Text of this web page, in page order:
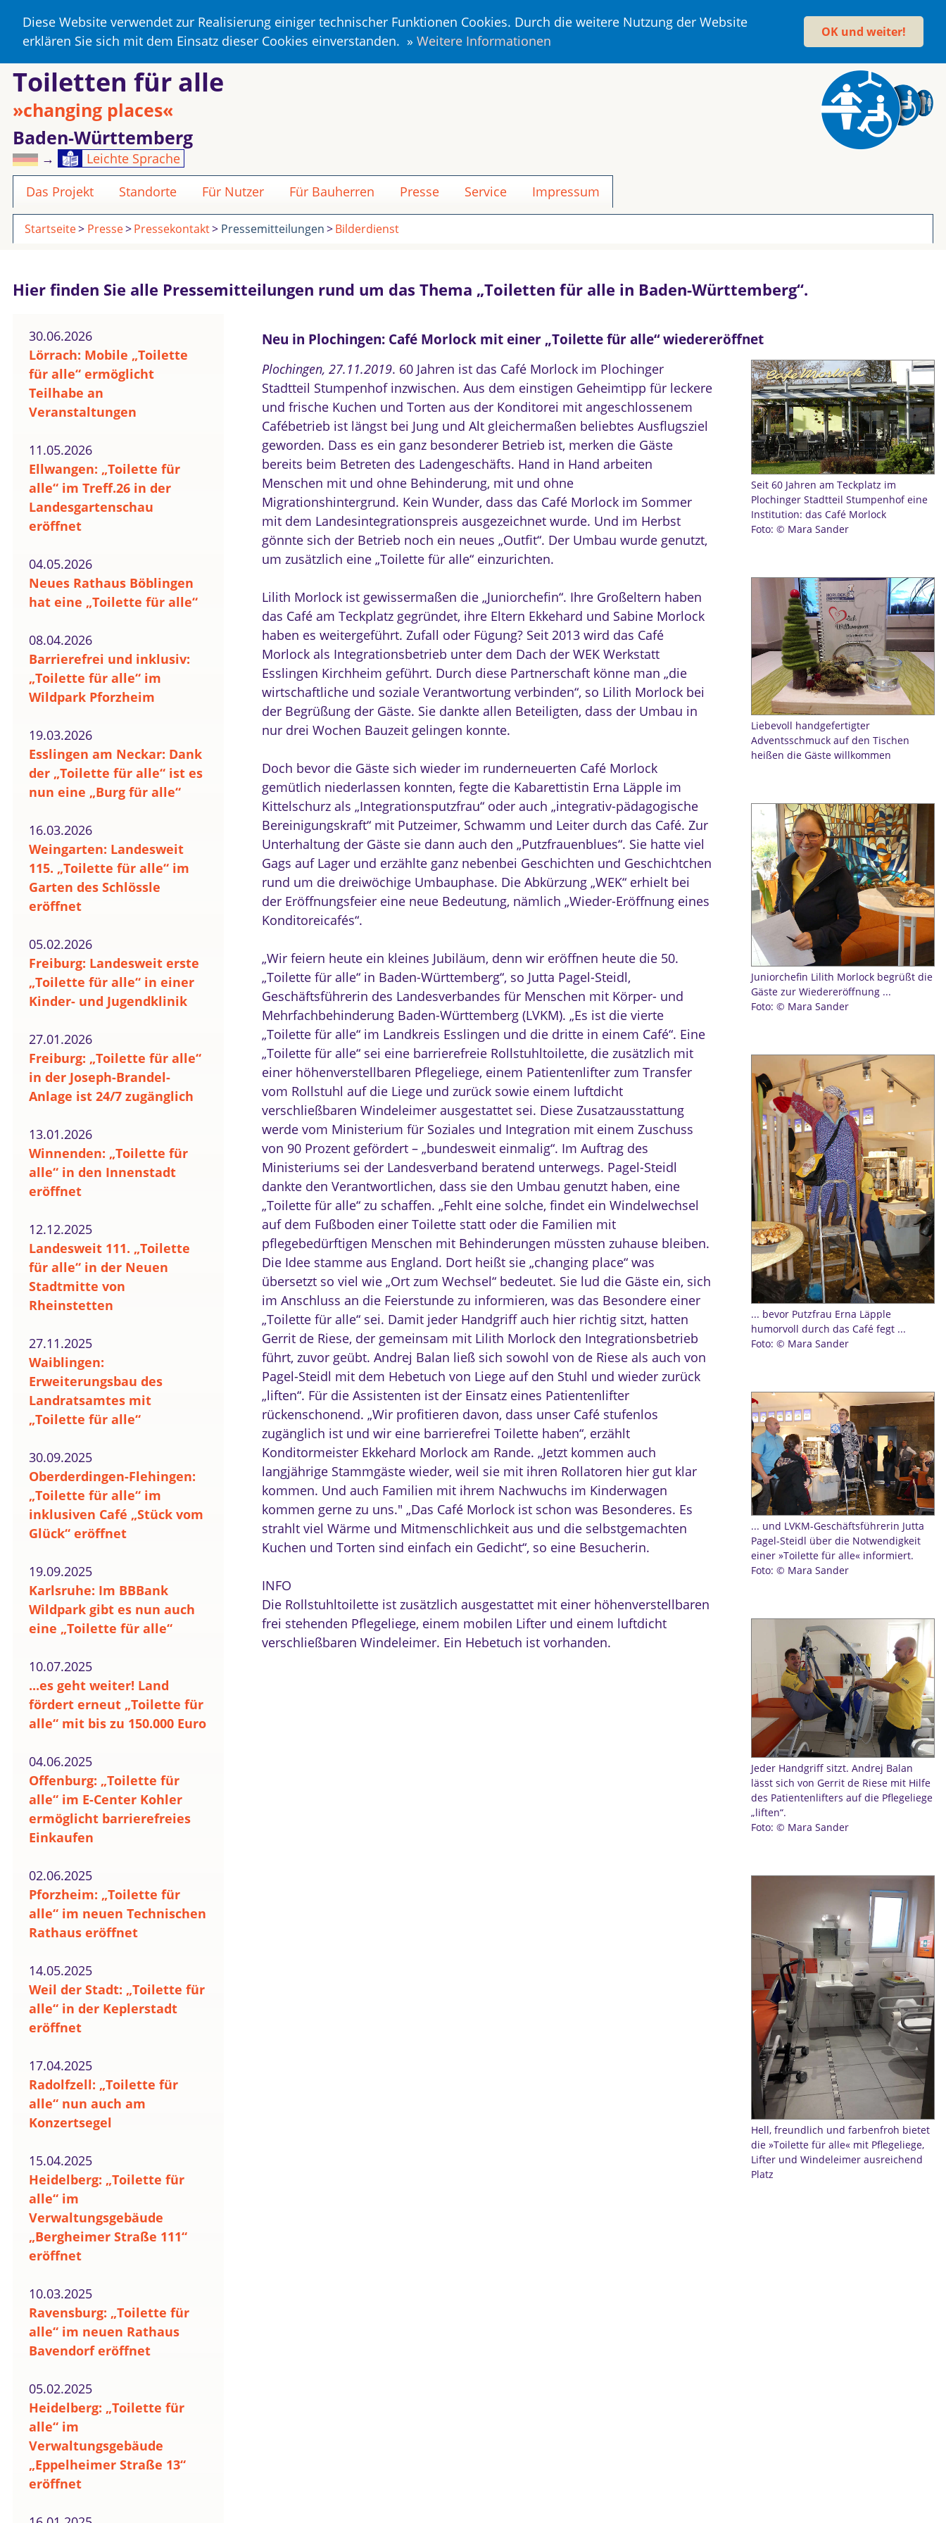
Diese Website verwendet zur Realisierung einiger technischer Funktionen Cookies. Durch die weitere Nutzung der Website
erklären Sie sich mit dem Einsatz dieser Cookies einverstanden. »Weitere Informationen
OK und weiter!
Toiletten für alle
»changing places«
Baden-Württemberg
→
Leichte Sprache
Das Projekt
Standorte Für Nutzer Für Bauherren Presse Service Impressum
Startseite Presse Pressekontakt Pressemitteilungen Bilderdienst
Hier finden Sie alle Pressemitteilungen rund um das Thema „Toiletten für alle in Baden-Württemberg“.
30.06.2026
Lörrach: Mobile „Toilette
für alle“ ermöglicht
Teilhabe an
Veranstaltungen
11.05.2026
Ellwangen: „Toilette für
alle“ im Treff.26 in der
Landesgartenschau
eröffnet
04.05.2026
Neues Rathaus Böblingen
hat eine „Toilette für alle“
08.04.2026
Barrierefrei und inklusiv:
„Toilette für alle“ im
Wildpark Pforzheim
19.03.2026
Esslingen am Neckar: Dank
der „Toilette für alle“ ist es
nun eine „Burg für alle“
16.03.2026
Weingarten: Landesweit
115. „Toilette für alle“ im
Garten des Schlössle
eröffnet
05.02.2026
Freiburg: Landesweit erste
„Toilette für alle“ in einer
Kinder- und Jugendklinik
27.01.2026
Freiburg: „Toilette für alle“
in der Joseph-Brandel-
Anlage ist 24/7 zugänglich
13.01.2026
Winnenden: „Toilette für
alle“ in den Innenstadt
eröffnet
12.12.2025
Landesweit 111. „Toilette
für alle“ in der Neuen
Stadtmitte von
Rheinstetten
27.11.2025
Waiblingen:
Erweiterungsbau des
Landratsamtes mit
„Toilette für alle“
30.09.2025
Oberderdingen-Flehingen:
„Toilette für alle“ im
inklusiven Café „Stück vom
Glück“ eröffnet
19.09.2025
Karlsruhe: Im BBBank
Wildpark gibt es nun auch
eine „Toilette für alle“
10.07.2025
...es geht weiter! Land
fördert erneut „Toilette für
alle“ mit bis zu 150.000 Euro
04.06.2025
Offenburg: „Toilette für
alle“ im E-Center Kohler
ermöglicht barrierefreies
Einkaufen
02.06.2025
Pforzheim: „Toilette für
alle“ im neuen Technischen
Rathaus eröffnet
14.05.2025
Weil der Stadt: „Toilette für
alle“ in der Keplerstadt
eröffnet
17.04.2025
Radolfzell: „Toilette für
alle“ nun auch am
Konzertsegel
15.04.2025
Heidelberg: „Toilette für
alle“ im
Verwaltungsgebäude
„Bergheimer Straße 111“
eröffnet
10.03.2025
Ravensburg: „Toilette für
alle“ im neuen Rathaus
Bavendorf eröffnet
05.02.2025
Heidelberg: „Toilette für
alle“ im
Verwaltungsgebäude
„Eppelheimer Straße 13“
eröffnet
Neu in Plochingen: Café Morlock mit einer „Toilette für alle“ wiedereröffnet
Plochingen, 27.11.2019. 60 Jahren ist das Café Morlock im Plochinger
Stadtteil Stumpenhof inzwischen. Aus dem einstigen Geheimtipp für leckere
und frische Kuchen und Torten aus der Konditorei mit angeschlossenem
Cafébetrieb ist längst bei Jung und Alt gleichermaßen beliebtes Ausflugsziel
geworden. Dass es ein ganz besonderer Betrieb ist, merken die Gäste
bereits beim Betreten des Ladengeschäfts. Hand in Hand arbeiten
Menschen mit und ohne Behinderung, mit und ohne
Migrationshintergrund. Kein Wunder, dass das Café Morlock im Sommer
mit dem Landesintegrationspreis ausgezeichnet wurde. Und im Herbst
gönnte sich der Betrieb noch ein neues „Outfit“. Der Umbau wurde genutzt,
um zusätzlich eine „Toilette für alle“ einzurichten.
Lilith Morlock ist gewissermaßen die „Juniorchefin“. Ihre Großeltern haben
das Café am Teckplatz gegründet, ihre Eltern Ekkehard und Sabine Morlock
haben es weitergeführt. Zufall oder Fügung? Seit 2013 wird das Café
Morlock als Integrationsbetrieb unter dem Dach der WEK Werkstatt
Esslingen Kirchheim geführt. Durch diese Partnerschaft könne man „die
wirtschaftliche und soziale Verantwortung verbinden“, so Lilith Morlock bei
der Begrüßung der Gäste. Sie dankte allen Beteiligten, dass der Umbau in
nur drei Wochen Bauzeit gelingen konnte.
Doch bevor die Gäste sich wieder im runderneuerten Café Morlock
gemütlich niederlassen konnten, fegte die Kabarettistin Erna Läpple im
Kittelschurz als „Integrationsputzfrau“ oder auch „integrativ-pädagogische
Bereinigungskraft“ mit Putzeimer, Schwamm und Leiter durch das Café. Zur
Unterhaltung der Gäste sie dann auch den „Putzfrauenblues“. Sie hatte viel
Gags auf Lager und erzählte ganz nebenbei Geschichten und Geschichtchen
rund um die dreiwöchige Umbauphase. Die Abkürzung „WEK“ erhielt bei
der Eröffnungsfeier eine neue Bedeutung, nämlich „Wieder-Eröffnung eines
Konditoreicafés“.
„Wir feiern heute ein kleines Jubiläum, denn wir eröffnen heute die 50.
„Toilette für alle“ in Baden-Württemberg“, so Jutta Pagel-Steidl,
Geschäftsführerin des Landesverbandes für Menschen mit Körper- und
Mehrfachbehinderung Baden-Württemberg (LVKM). „Es ist die vierte
„Toilette für alle“ im Landkreis Esslingen und die dritte in einem Café“. Eine
„Toilette für alle“ sei eine barrierefreie Rollstuhltoilette, die zusätzlich mit
einer höhenverstellbaren Pflegeliege, einem Patientenlifter zum Transfer
vom Rollstuhl auf die Liege und zurück sowie einem luftdicht
verschließbaren Windeleimer ausgestattet sei. Diese Zusatzausstattung
werde vom Ministerium für Soziales und Integration mit einem Zuschuss
von 90 Prozent gefördert – „bundesweit einmalig“. Im Auftrag des
Ministeriums sei der Landesverband beratend unterwegs. Pagel-Steidl
dankte den Verantwortlichen, dass sie den Umbau genutzt haben, eine
„Toilette für alle“ zu schaffen. „Fehlt eine solche, findet ein Windelwechsel
auf dem Fußboden einer Toilette statt oder die Familien mit
pflegebedürftigen Menschen mit Behinderungen müssten zuhause bleiben.
Die Idee stamme aus England. Dort heißt sie „changing place“ was
übersetzt so viel wie „Ort zum Wechsel“ bedeutet. Sie lud die Gäste ein, sich
im Anschluss an die Feierstunde zu informieren, was das Besondere einer
„Toilette für alle“ sei. Damit jeder Handgriff auch hier richtig sitzt, hatten
Gerrit de Riese, der gemeinsam mit Lilith Morlock den Integrationsbetrieb
führt, zuvor geübt. Andrej Balan ließ sich sowohl von de Riese als auch von
Pagel-Steidl mit dem Hebetuch von Liege auf den Stuhl und wieder zurück
„liften“. Für die Assistenten ist der Einsatz eines Patientenlifter
rückenschonend. „Wir profitieren davon, dass unser Café stufenlos
zugänglich ist und wir eine barrierefrei Toilette haben“, erzählt
Konditormeister Ekkehard Morlock am Rande. „Jetzt kommen auch
langjährige Stammgäste wieder, weil sie mit ihren Rollatoren hier gut klar
kommen. Und auch Familien mit ihrem Nachwuchs im Kinderwagen
kommen gerne zu uns." „Das Café Morlock ist schon was Besonderes. Es
strahlt viel Wärme und Mitmenschlichkeit aus und die selbstgemachten
Kuchen und Torten sind einfach ein Gedicht“, so eine Besucherin.
INFO
Die Rollstuhltoilette ist zusätzlich ausgestattet mit einer höhenverstellbaren
frei stehenden Pflegeliege, einem mobilen Lifter und einem luftdicht
verschließbaren Windeleimer. Ein Hebetuch ist vorhanden.
Seit 60 Jahren am Teckplatz im
Plochinger Stadtteil Stumpenhof eine
Institution: das Café Morlock
Foto: © Mara Sander
Liebevoll handgefertigter
Adventsschmuck auf den Tischen
heißen die Gäste willkommen
Juniorchefin Lilith Morlock begrüßt die
Gäste zur Wiedereröffnung ...
Foto: © Mara Sander
... bevor Putzfrau Erna Läpple
humorvoll durch das Café fegt ...
Foto: © Mara Sander
... und LVKM-Geschäftsführerin Jutta
Pagel-Steidl über die Notwendigkeit
einer »Toilette für alle« informiert.
Foto: © Mara Sander
Jeder Handgriff sitzt. Andrej Balan
lässt sich von Gerrit de Riese mit Hilfe
des Patientenlifters auf die Pflegeliege
„liften“.
Foto: © Mara Sander
Hell, freundlich und farbenfroh bietet
die »Toilette für alle« mit Pflegeliege,
Lifter und Windeleimer ausreichend
Platz